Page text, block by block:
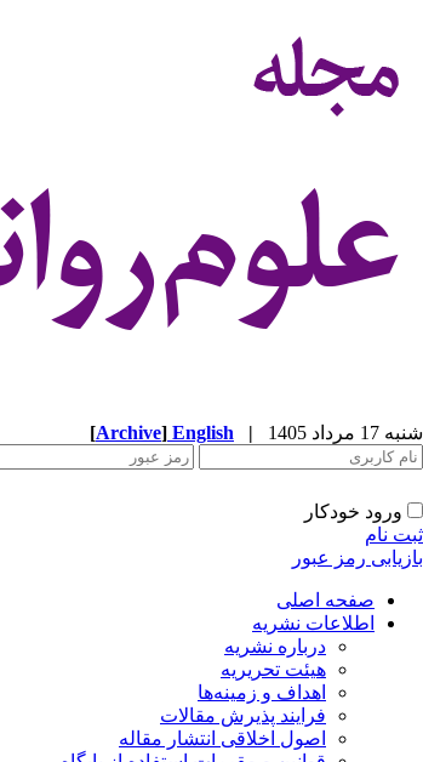
شنبه 17 مرداد 1405 |
English
[Archive]
ورود خودکار
ثبت نام
بازیابی رمز عبور
صفحه اصلی
اطلاعات نشریه
درباره نشریه
هیئت تحریریه
اهداف و زمینه‌ها
فرایند پذیرش مقالات
اصول اخلاقی انتشار مقاله